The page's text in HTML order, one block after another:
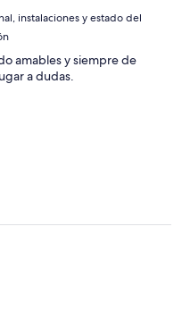
instalaciones y estado del
amables y siempre de
a dudas.